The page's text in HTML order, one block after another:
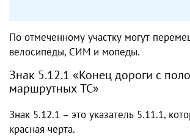
По отмеченному участку могут
велосипеды, СИМ и мопеды.
Знак 5.12.1 «Конец дороги с
маршрутных ТС»
Знак 5.12.1 – это указатель 5.11.1,
красная черта.